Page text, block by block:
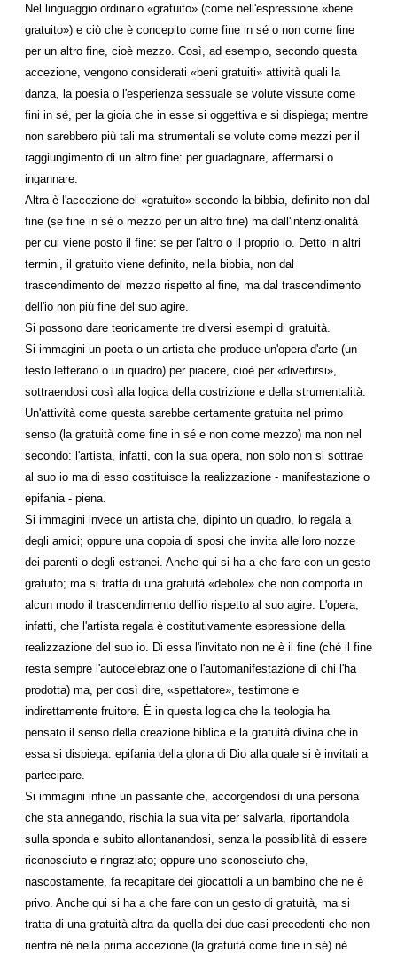
Nel linguaggio ordinario «gratuito» (come nell'espressione «bene
gratuito») e ciò che è concepito come fine in sé o non come fine
per un altro fine, cioè mezzo. Così, ad esempio, secondo questa
accezione, vengono considerati «beni gratuiti» attività quali la
danza, la poesia o l'esperienza sessuale se volute vissute come
fini in sé, per la gioia che in esse si oggettiva e si dispiega; mentre
non sarebbero più tali ma strumentali se volute come mezzi per il
raggiungimento di un altro fine: per guadagnare, affermarsi o
ingannare.
Altra è l'accezione del «gratuito» secondo la bibbia, definito non dal
fine (se fine in sé o mezzo per un altro fine) ma dall'intenzionalità
per cui viene posto il fine: se per l'altro o il proprio io. Detto in altri
termini, il gratuito viene definito, nella bibbia, non dal
trascendimento del mezzo rispetto al fine, ma dal trascendimento
dell'io non più fine del suo agire.
Si possono dare teoricamente tre diversi esempi di gratuità.
Si immagini un poeta o un artista che produce un'opera d'arte (un
testo letterario o un quadro) per piacere, cioè per «divertirsi»,
sottraendosi così alla logica della costrizione e della strumentalità.
Un'attività come questa sarebbe certamente gratuita nel primo
senso (la gratuità come fine in sé e non come mezzo) ma non nel
secondo: l'artista, infatti, con la sua opera, non solo non si sottrae
al suo io ma di esso costituisce la realizzazione - manifestazione o
epifania - piena.
Si immagini invece un artista che, dipinto un quadro, lo regala a
degli amici; oppure una coppia di sposi che invita alle loro nozze
dei parenti o degli estranei. Anche qui si ha a che fare con un gesto
gratuito; ma si tratta di una gratuità «debole» che non comporta in
alcun modo il trascendimento dell'io rispetto al suo agire. L'opera,
infatti, che l'artista regala è costitutivamente espressione della
realizzazione del suo io. Di essa l'invitato non ne è il fine (ché il fine
resta sempre l'autocelebrazione o l'automanifestazione di chi l'ha
prodotta) ma, per così dire, «spettatore», testimone e
indirettamente fruitore. È in questa logica che la teologia ha
pensato il senso della creazione biblica e la gratuità divina che in
essa si dispiega: epifania della gloria di Dio alla quale si è invitati a
partecipare.
Si immagini infine un passante che, accorgendosi di una persona
che sta annegando, rischia la sua vita per salvarla, riportandola
sulla sponda e subito allontanandosi, senza la possibilità di essere
riconosciuto e ringraziato; oppure uno sconosciuto che,
nascostamente, fa recapitare dei giocattoli a un bambino che ne è
privo. Anche qui si ha a che fare con un gesto di gratuità, ma si
tratta di una gratuità altra da quella dei due casi precedenti che non
rientra né nella prima accezione (la gratuità come fine in sé) né